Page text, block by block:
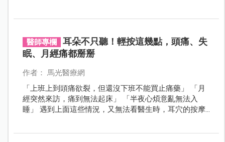
醫師專欄
耳朵不只聽！輕按這幾點，頭痛、失
眠、月經痛都掰掰
作者： 馬光醫療網
「上班上到頭痛欲裂，但還沒下班不能買止痛藥」 「月
經突然來訪，痛到無法起床」 「半夜心煩意亂無法入
睡」 遇到上面這些情況，又無法看醫生時，耳穴的按摩